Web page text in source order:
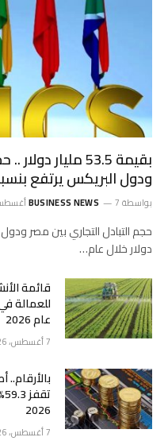
بقيمة 53.5 مليار
ودول البريكس يرتفع بنسبة 18.8% في عام
بواسطة BUSINESS NEWS 7 أغسطس، 2026
دولار خلال عام…
قائمة
للعمالة
عام 2026
7 أغسطس، 2026
2026
7 أغسطس، 2026